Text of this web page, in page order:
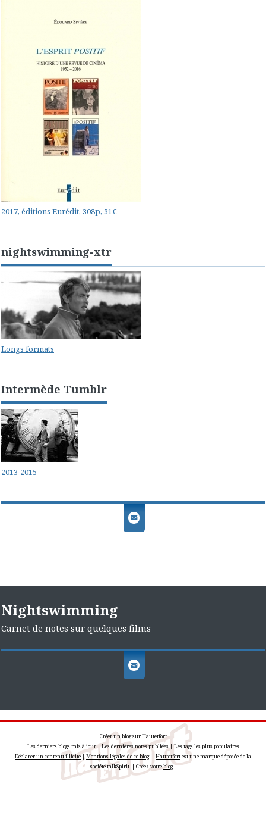
2017, éditions Eurédit, 308p, 31€
nightswimming-xtr
Longs formats
Intermède Tumblr
2013-2015
Nightswimming
Carnet de notes sur quelques films
Créer un blogsurHautetfort
Les derniers blogs mis à jour|Les dernières notes publiées |Les tags les plus populaires
Déclarer un contenu illicite| Mentions légales de ce blog| Hautetfortest une marque déposée de la
société talkSpirit | Créez votreblog!